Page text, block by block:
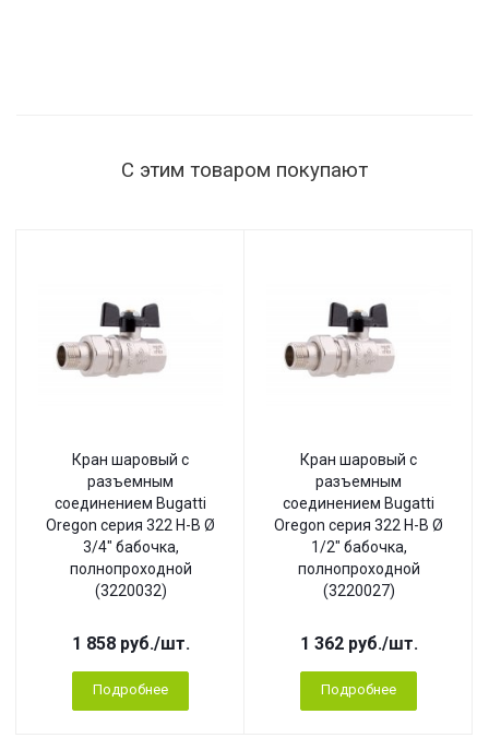
С этим товаром покупают
Кран шаровый с
разъемным
соединением Bugatti
Oregon серия 322 Н-В Ø
3/4" бабочка,
полнопроходной
(3220032)
1 858руб./шт.
Подробнее
Кран шаровый с
разъемным
соединением Bugatti
Oregon серия 322 Н-В Ø
1/2" бабочка,
полнопроходной
(3220027)
1 362руб./шт.
Подробнее